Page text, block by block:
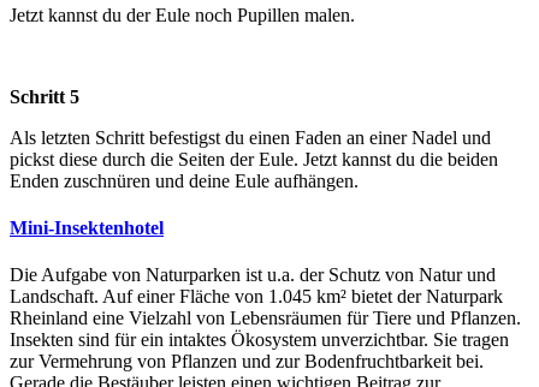
Jetzt kannst du der Eule noch Pupillen malen.
Schritt 5
Als letzten Schritt befestigst du einen Faden an einer Nadel und
pickst diese durch die Seiten der Eule. Jetzt kannst du die beiden
Enden zuschnüren und deine Eule aufhängen.
Mini-Insektenhotel
Die Aufgabe von Naturparken ist u.a. der Schutz von Natur und
Landschaft. Auf einer Fläche von 1.045 km² bietet der Naturpark
Rheinland eine Vielzahl von Lebensräumen für Tiere und Pflanzen.
Insekten sind für ein intaktes Ökosystem unverzichtbar. Sie tragen
zur Vermehrung von Pflanzen und zur Bodenfruchtbarkeit bei.